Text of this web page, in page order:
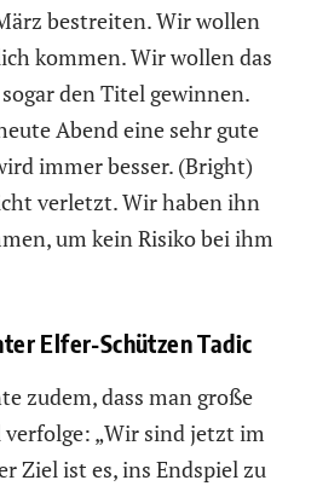
bestreiten. Wir wollen
kommen. Wir wollen das
den Titel gewinnen.
Abend eine sehr gute
immer besser. (Bright)
verletzt. Wir haben ihn
um kein Risiko bei ihm
Elfer-Schützen Tadic
zudem, dass man große
„Wir sind jetzt im
Ziel ist es, ins Endspiel zu